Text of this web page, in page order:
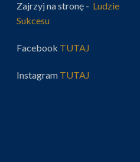
Zajrzyj na stronę - Ludzie
Sukcesu
Facebook TUTAJ
Instagram TUTAJ